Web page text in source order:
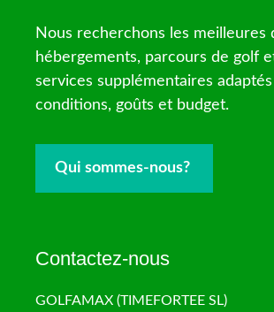
Nous recherchons les meilleures
hébergements, parcours de golf
services supplémentaires adaptés
conditions, goûts et budget.
Qui sommes-nous?
Contactez-nous
GOLFAMAX (TIMEFORTEE SL)